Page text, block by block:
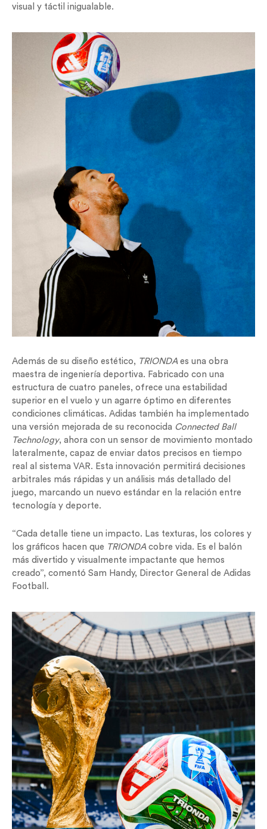
visual y táctil inigualable.
Además de su diseño estético, TRIONDAes una obra
maestra de ingeniería deportiva. Fabricado con una
estructura de cuatro paneles, ofrece una estabilidad
superior en el vuelo y un agarre óptimo en diferentes
condiciones climáticas. Adidas también ha implementado
una versión mejorada de su reconocida Connected Ball
Technology, ahora con un sensor de movimiento montado
lateralmente, capaz de enviar datos precisos en tiempo
real al sistema VAR. Esta innovación permitirá decisiones
arbitrales más rápidas y un análisis más detallado del
juego, marcando un nuevo estándar en la relación entre
tecnología y deporte.
“Cada detalle tiene un impacto. Las texturas, los colores y
los gráficos hacen que TRIONDAcobre vida. Es el balón
más divertido y visualmente impactante que hemos
creado”, comentó Sam Handy, Director General de Adidas
Football.